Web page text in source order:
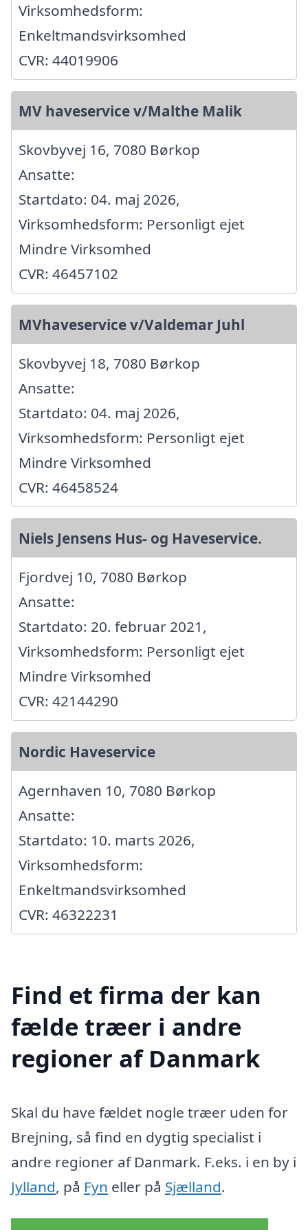
Virksomhedsform:
Enkeltmandsvirksomhed
CVR: 44019906
MV haveservice v/Malthe Malik
Skovbyvej 16, 7080 Børkop
Ansatte:
Startdato: 04. maj 2026,
Virksomhedsform: Personligt ejet
Mindre Virksomhed
CVR: 46457102
MVhaveservice v/Valdemar Juhl
Skovbyvej 18, 7080 Børkop
Ansatte:
Startdato: 04. maj 2026,
Virksomhedsform: Personligt ejet
Mindre Virksomhed
CVR: 46458524
Niels Jensens Hus- og Haveservice.
Fjordvej 10, 7080 Børkop
Ansatte:
Startdato: 20. februar 2021,
Virksomhedsform: Personligt ejet
Mindre Virksomhed
CVR: 42144290
Nordic Haveservice
Agernhaven 10, 7080 Børkop
Ansatte:
Startdato: 10. marts 2026,
Virksomhedsform:
Enkeltmandsvirksomhed
CVR: 46322231
Find et firma der kan
fælde træer i andre
regioner af Danmark
Skal du have fældet nogle træer uden for
Brejning, så find en dygtig specialist i
andre regioner af Danmark. F.eks. i en by i
Jylland, på Fyn eller på Sjælland.